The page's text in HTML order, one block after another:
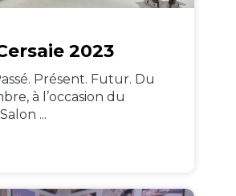
2023
Présent. Futur. Du
à l’occasion du
...